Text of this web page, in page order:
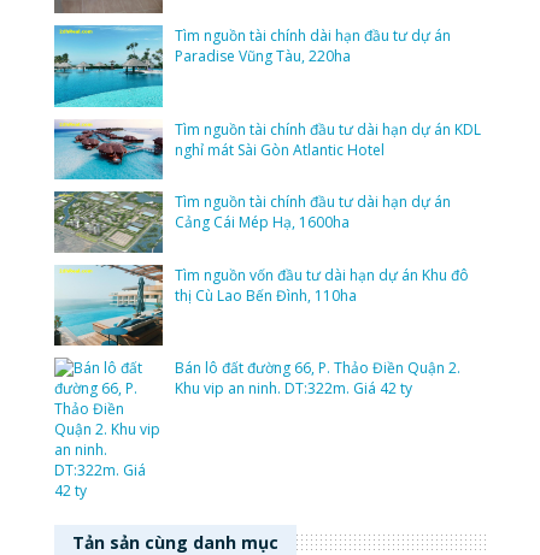
Tìm nguồn tài chính dài hạn đầu tư dự án
Paradise Vũng Tàu, 220ha
Tìm nguồn tài chính đầu tư dài hạn dự án KDL
nghỉ mát Sài Gòn Atlantic Hotel
Tìm nguồn tài chính đầu tư dài hạn dự án
Cảng Cái Mép Hạ, 1600ha
Tìm nguồn vốn đầu tư dài hạn dự án Khu đô
thị Cù Lao Bến Đình, 110ha
Bán lô đất đường 66, P. Thảo Điền Quận 2.
Khu vip an ninh. DT:322m. Giá 42 ty
Tản sản cùng danh mục